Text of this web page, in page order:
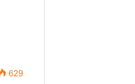
629